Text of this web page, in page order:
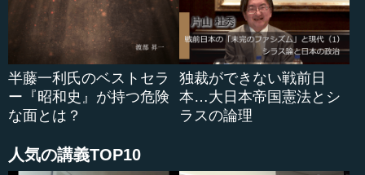
編年体を採用しています。編年体による書物は、日本の歴
史においては、古代の律令国家時代におきまして採られた
歴史叙述の方法を採用したものでありまして、『六国史』
と呼ばれる六つの国史が、編年体で書かれております。
『六国史』は、古代８世紀、養老年間の『日本書紀』
して、１０世紀の延喜の年間の『日本三大実録』で終わる
六つの国史であり、神の時代、すなわち、天皇の最初の祖
半藤一利氏のベストセラ
ー『昭和史』が持つ危険
な面とは？
独裁ができない戦前日
本…大日本帝国憲法とシ
ラスの論理
人気の講義TOP10